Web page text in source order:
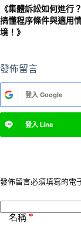
《集體訴訟如何進行
搞懂程序條件與適用
境！》
發佈留言
登入 Google
登入 Line
發佈留言必須填寫的電
名稱 *
A
t
n
v
: